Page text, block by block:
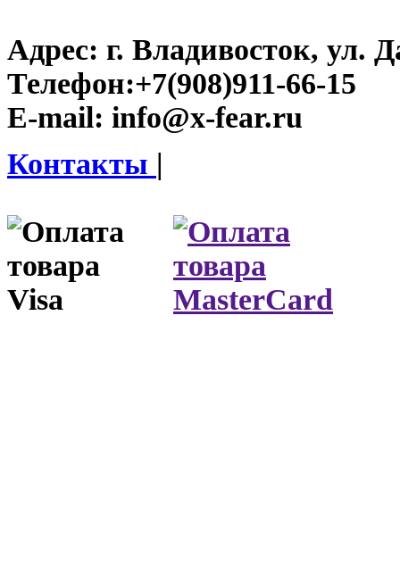
Адрес: г. Владивосток, ул.
Телефон:+7(908)911-66-15
E-mail: info@x-fear.ru
Контакты |